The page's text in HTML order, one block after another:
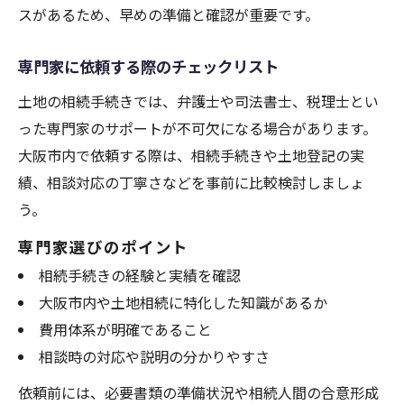
スがあるため、早めの準備と確認が重要です。
専門家に依頼する際のチェックリスト
土地の相続手続きでは、弁護士や司法書士、税理士とい
った専門家のサポートが不可欠になる場合があります。
大阪市内で依頼する際は、相続手続きや土地登記の実
績、相談対応の丁寧さなどを事前に比較検討しましょ
う。
専門家選びのポイント
相続手続きの経験と実績を確認
大阪市内や土地相続に特化した知識があるか
費用体系が明確であること
相談時の対応や説明の分かりやすさ
依頼前には、必要書類の準備状況や相続人間の合意形成